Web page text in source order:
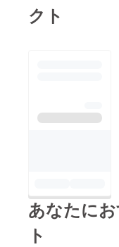
クト
あなたに
ト